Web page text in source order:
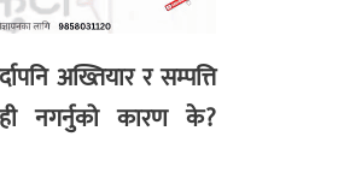
अख्तियार र सम्पत्ति
नगर्नुको कारण के?